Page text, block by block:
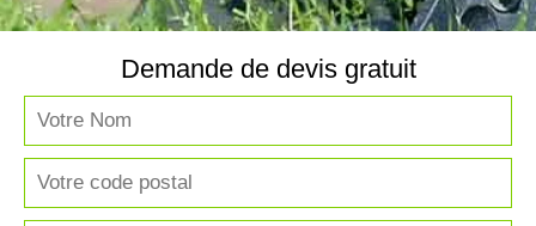
Demande de devis gratuit